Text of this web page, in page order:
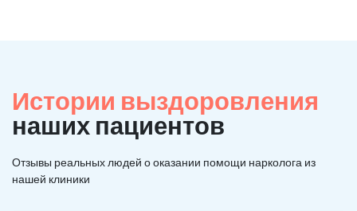
Истории выздоровления
наших пациентов
Отзывы реальных людей о оказании помощи нарколога из
нашей клиники